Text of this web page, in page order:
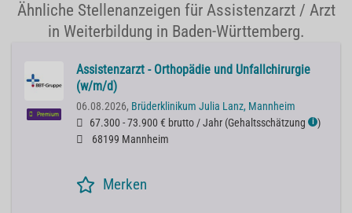
Ähnliche Stellenanzeigen für Assistenzarzt / Arzt
in Weiterbildung in Baden-Württemberg.
Premium
Assistenzarzt - Orthopädie und Unfallchirurgie
(w/m/d)
06.08.2026, Brüderklinikum Julia Lanz, Mannheim
67.300 - 73.900 € brutto / Jahr (Gehaltsschätzung ℹ )
68199 Mannheim
Merken